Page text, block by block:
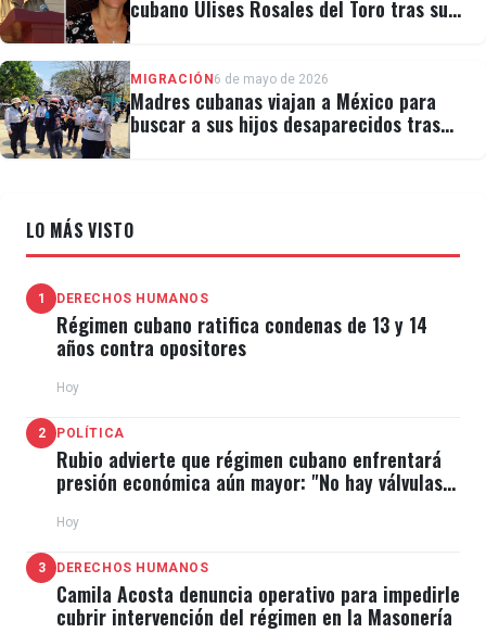
cubano Ulises Rosales del Toro tras su
MIGRACIÓN 6 de mayo de 2026
Madres cubanas viajan a México para
buscar a sus hijos desaparecidos tras
LO MÁS VISTO
1 DERECHOS HUMANOS
Régimen cubano ratifica condenas de 13 y 14
años contra opositores
Hoy
2 POLÍTICA
Rubio advierte que régimen cubano enfrentará
presión económica aún mayor: "No hay válvulas
Hoy
3 DERECHOS HUMANOS
Camila Acosta denuncia operativo para impedirle
cubrir intervención del régimen en la Masonería